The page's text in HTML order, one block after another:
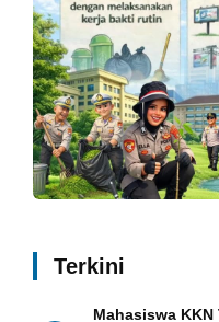
Terkini
Mahasiswa KKN